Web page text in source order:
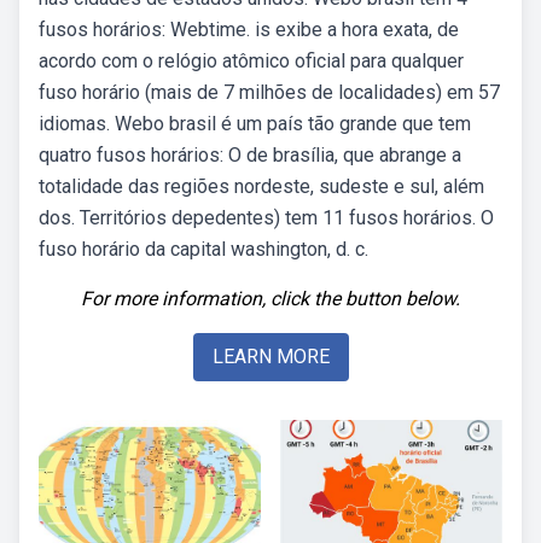
fusos horários: Webtime. is exibe a hora exata, de
acordo com o relógio atômico oficial para qualquer
fuso horário (mais de 7 milhões de localidades) em 57
idiomas. Webo brasil é um país tão grande que tem
quatro fusos horários: O de brasília, que abrange a
totalidade das regiões nordeste, sudeste e sul, além
dos. Territórios depedentes) tem 11 fusos horários. O
fuso horário da capital washington, d. c.
For more information, click the button below.
LEARN MORE